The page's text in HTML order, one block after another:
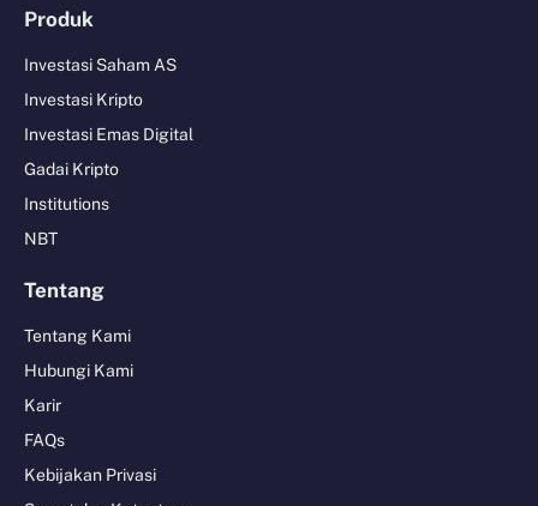
Produk
Investasi Saham AS
Investasi Kripto
Investasi Emas Digital
Gadai Kripto
Institutions
NBT
Tentang
Tentang Kami
Hubungi Kami
Karir
FAQs
Kebijakan Privasi